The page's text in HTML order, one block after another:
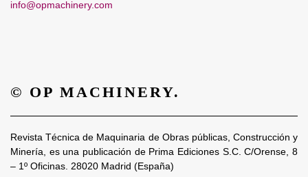
info@opmachinery.com
© OP MACHINERY.
Revista Técnica de Maquinaria de Obras públicas, Construcción y
Minería, es una publicación de Prima Ediciones S.C. C/Orense, 8
– 1º Oficinas. 28020 Madrid (España)